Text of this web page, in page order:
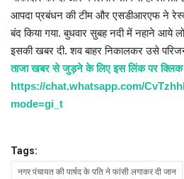
आपदा प्रबंधन की टीम और एसडीआरएफ ने
बंद किया गया. बुधवार सुबह नदी में नहाने आये
इसकी खबर दी. शव बाहर निकालकर उसे
ताजा खबर से जुड़ने के लिए इस लिंक पर
https://chat.whatsapp.com/
mode=gi_t
Tags:
नगर पंचायत की पार्षद के पति ने फांसी लगाकर दी जान